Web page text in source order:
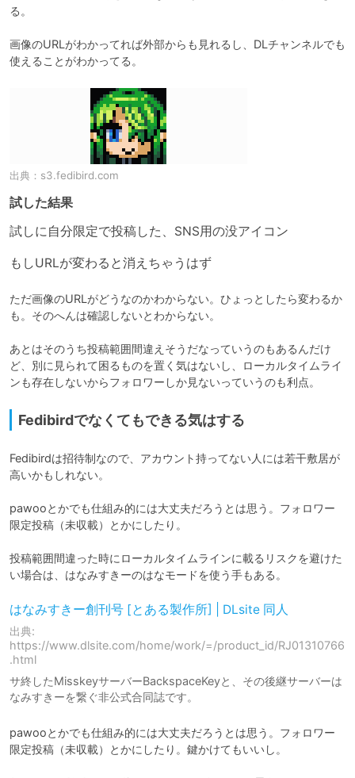
る。
画像のURLがわかってれば外部からも見れるし、DLチャンネルでも
使えることがわかってる。
出典： s3.fedibird.com
試した結果
試しに自分限定で投稿した、SNS用の没アイコン
もしURLが変わると消えちゃうはず
ただ画像のURLがどうなのかわからない。ひょっとしたら変わるか
も。そのへんは確認しないとわからない。
あとはそのうち投稿範囲間違えそうだなっていうのもあるんだけ
ど、別に見られて困るものを置く気はないし、ローカルタイムライ
ンも存在しないからフォロワーしか見ないっていうのも利点。
Fedibirdでなくてもできる気はする
Fedibirdは招待制なので、アカウント持ってない人には若干敷居が
高いかもしれない。
pawooとかでも仕組み的には大丈夫だろうとは思う。フォロワー
限定投稿（未収載）とかにしたり。
投稿範囲間違った時にローカルタイムラインに載るリスクを避けた
い場合は、はなみすきーのはなモードを使う手もある。
はなみすきー創刊号 [とある製作所] | DLsite 同人
出典:
https://www.dlsite.com/home/work/=/product_id/RJ01310766
.html
サ終したMisskeyサーバーBackspaceKeyと、その後継サーバーは
なみすきーを繋ぐ非公式合同誌です。
pawooとかでも仕組み的には大丈夫だろうとは思う。フォロワー
限定投稿（未収載）とかにしたり。鍵かけてもいいし。